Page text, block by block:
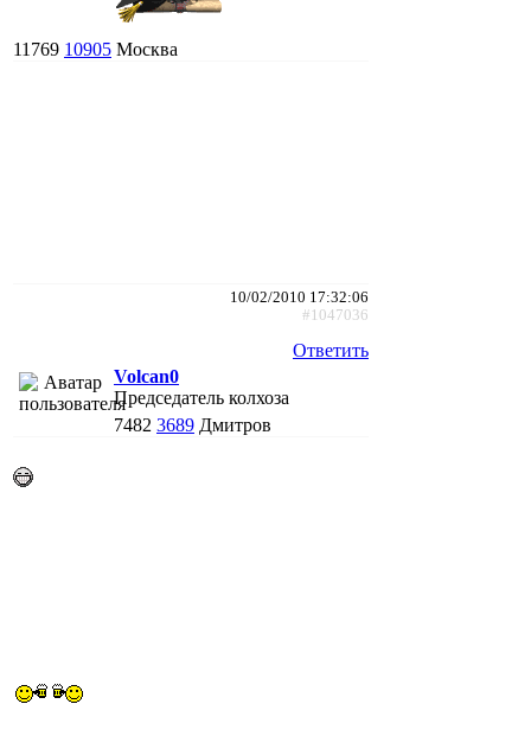
11769 10905 Москва
10/02/2010 17:32:06
#1047036
Ответить
Volcan0
Председатель колхоза
7482 3689 Дмитров